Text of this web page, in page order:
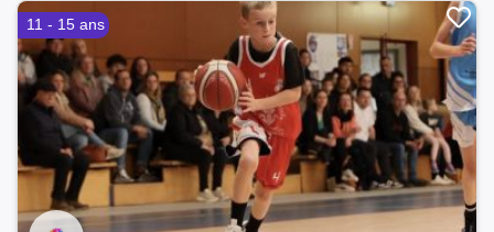
11 - 15 ans